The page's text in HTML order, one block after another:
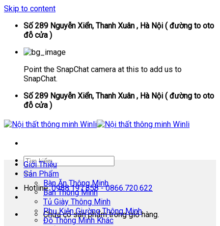
Skip to content
Số 289 Nguyễn Xiển, Thanh Xuân , Hà Nội ( đường to oto
đỗ cửa )
Point the SnapChat camera at this to add us to
SnapChat.
Số 289 Nguyễn Xiển, Thanh Xuân , Hà Nội ( đường to oto
đỗ cửa )
Hotline:0988.197.858 - 0866.720.622
Chưa có sản phẩm trong giỏ hàng.
Giới Thiệu
Sản Phẩm
Bàn Ăn Thông Minh
Bàn Thông Minh
Tủ Giày Thông Minh
Phụ Kiện Giường Thông Minh
Đồ Thông Minh Khác